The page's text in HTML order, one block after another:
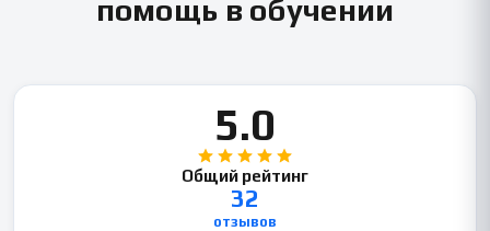
помощь в обучении
5.0
Общий рейтинг
32
отзывов